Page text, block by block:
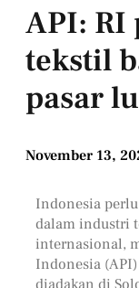
API: RI
tekstil
pasar
November 13,
Indonesia
dalam industri
internasional,
Indonesia
diadakan di